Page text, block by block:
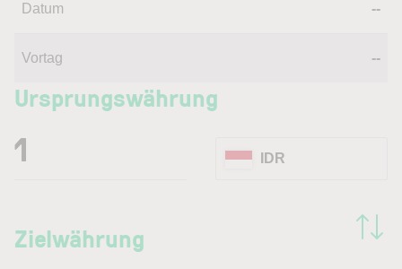
Datum --
Vortag --
Ursprungswährung
Zielwährung
IDR